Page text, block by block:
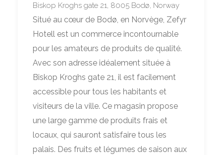
Biskop Kroghs gate 21, 8005 Bodø, Norway
Situé au cœur de Bodø, en Norvège, Zefyr
Hotell est un commerce incontournable
pour les amateurs de produits de qualité.
Avec son adresse idéalement située à
Biskop Kroghs gate 21, il est facilement
accessible pour tous les habitants et
visiteurs de la ville. Ce magasin propose
une large gamme de produits frais et
locaux, qui sauront satisfaire tous les
palais. Des fruits et légumes de saison aux